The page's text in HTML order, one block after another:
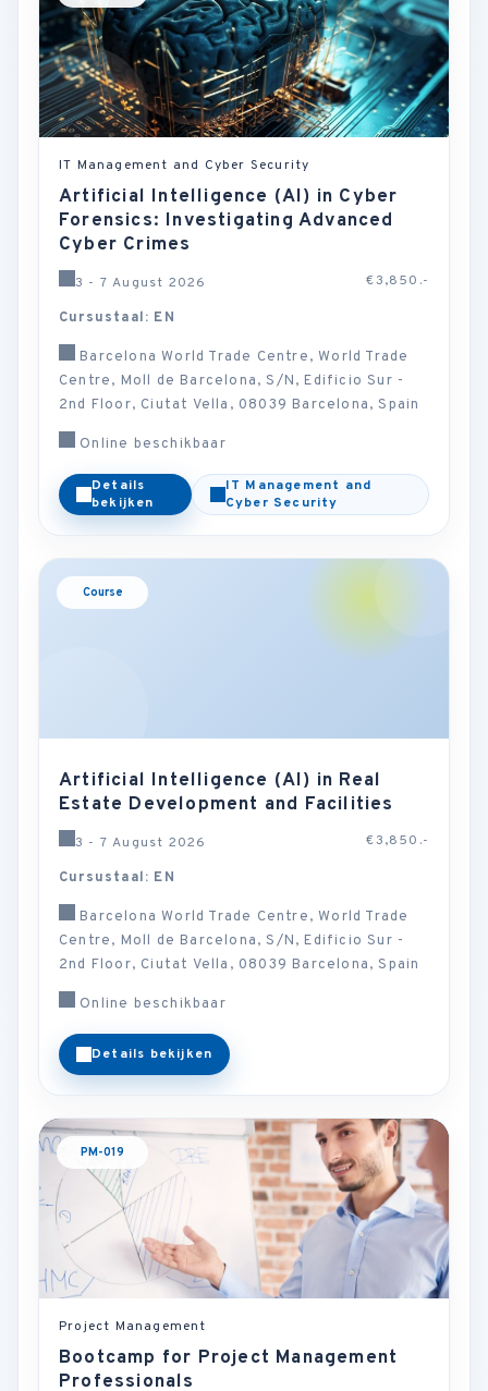
IT Management and Cyber Security
Artificial Intelligence (AI) in Cyber
Forensics: Investigating Advanced
Cyber Crimes
3 - 7 August 2026 €3,850.-
Cursustaal: EN
Barcelona World Trade Centre, World Trade
Centre, Moll de Barcelona, S/N, Edificio Sur -
2nd Floor, Ciutat Vella, 08039 Barcelona, Spain
Online beschikbaar
Details
bekijken
IT Management and
Cyber Security
Course
Artificial Intelligence (AI) in Real
Estate Development and Facilities
3 - 7 August 2026 €3,850.-
Cursustaal: EN
Barcelona World Trade Centre, World Trade
Centre, Moll de Barcelona, S/N, Edificio Sur -
2nd Floor, Ciutat Vella, 08039 Barcelona, Spain
Online beschikbaar
Details bekijken
PM-019
Project Management
Bootcamp for Project Management
Professionals